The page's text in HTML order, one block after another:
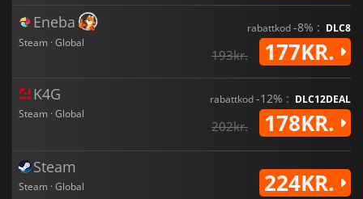
Eneba
Steam · Global
rabattkod-8% : DLC8
193kr. 177KR.
K4G
Steam · Global
rabattkod-12% : DLC12DEAL
202kr. 178KR.
Steam
Steam · Global 224KR.